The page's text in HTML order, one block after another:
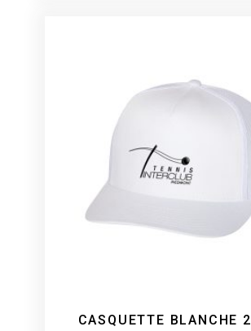
CASQUETTE BLANCHE 2